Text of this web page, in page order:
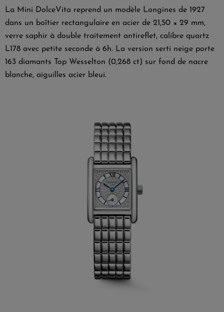
La Mini DolceVita reprend un modèle Longines de 1927
dans un boîtier rectangulaire en acier de 21,50 × 29 mm,
verre saphir à double traitement antireflet, calibre quartz
L178 avec petite seconde à 6h. La version serti neige porte
163 diamants Top Wesselton (0,268 ct) sur fond de nacre
blanche, aiguilles acier bleui.